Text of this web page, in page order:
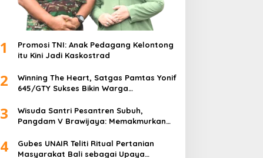
1
Promosi TNI: Anak Pedagang Kelontong
itu Kini Jadi Kaskostrad
2
Winning The Heart, Satgas Pamtas Yonif
645/GTY Sukses Bikin Warga
3
Wisuda Santri Pesantren Subuh,
Pangdam V Brawijaya: Memakmurkan
4
Gubes UNAIR Teliti Ritual Pertanian
Masyarakat Bali sebagai Upaya